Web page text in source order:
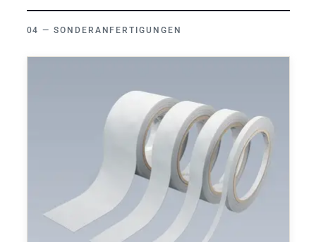
SONDERANFERTIGUNGEN